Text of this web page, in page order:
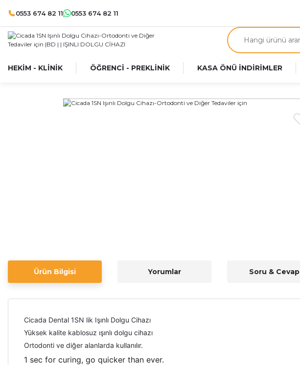
0553 674 82 11 0553 674 82 11
HEKİM - KLİNİK ÖĞRENCİ - PREKLİNİK KASA ÖNÜ İNDİRİMLER
Ürün Bilgisi Yorumlar Soru & Cevap
Cicada Dental 1SN lik Işınlı Dolgu Cihazı
Yüksek kalite kablosuz ışınlı dolgu cihazı
Ortodonti ve diğer alanlarda kullanılır.
1 sec for curing, go quicker than ever.